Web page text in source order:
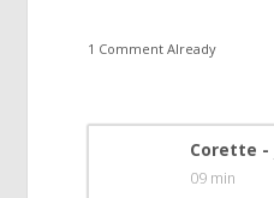
1 Comment Already
Corette -
09 min